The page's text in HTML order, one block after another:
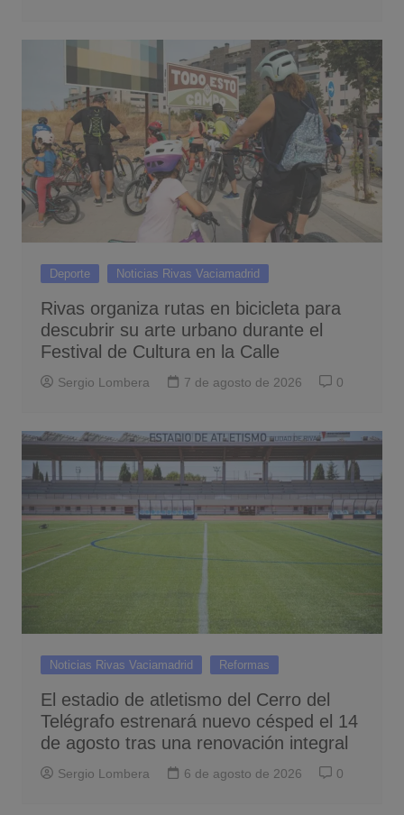
Deporte Noticias Rivas Vaciamadrid
Rivas organiza rutas en bicicleta para
descubrir su arte urbano durante el
Festival de Cultura en la Calle
Sergio Lombera 7 de agosto de 2026 0
Noticias Rivas Vaciamadrid Reformas
El estadio de atletismo del Cerro del
Telégrafo estrenará nuevo césped el 14
de agosto tras una renovación integral
Sergio Lombera 6 de agosto de 2026 0